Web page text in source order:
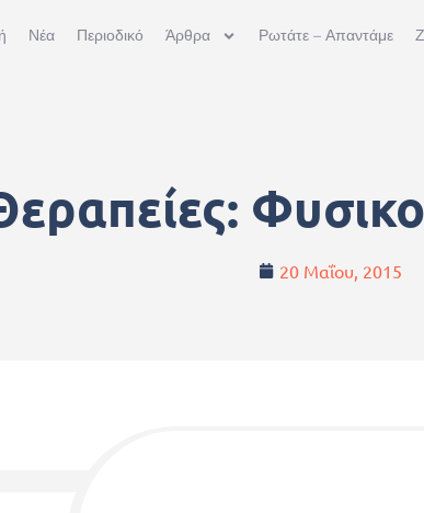
Νέα Περιοδικό Άρθρα Ρωτάτε – Απαντάμε
20 Μαΐου, 2015